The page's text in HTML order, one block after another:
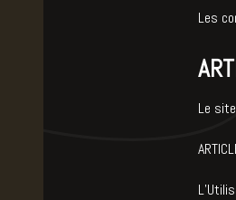
Les
Le